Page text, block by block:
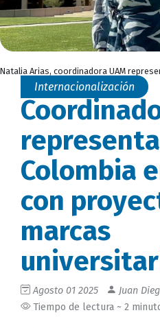
Natalia Arias, coordinadora UAM
Internacionalización
Colombia
con
marcas
Agosto 01 2025
Juan
Tiempo de lectura ~ 2